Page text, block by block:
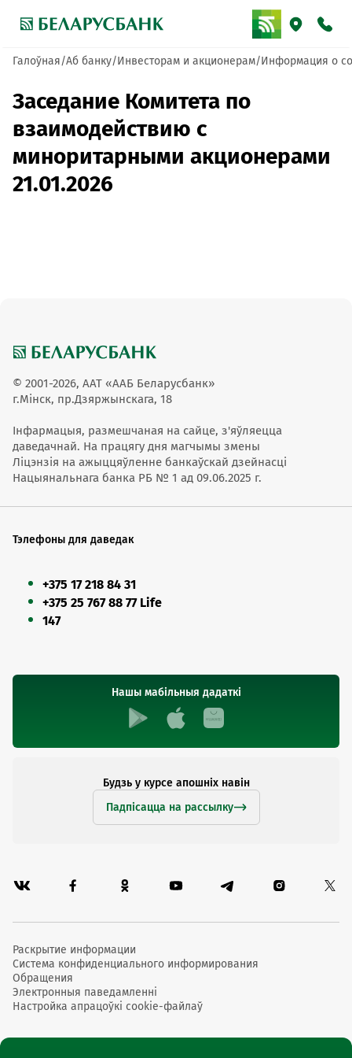
Галоўная Аб банку Инвесторам и акционерам Информация о
Заседание Комитета по
взаимодействию с
миноритарными акционерами
21.01.2026
© 2001-2026, ААТ «ААБ Беларусбанк»
г.Мінск, пр.Дзяржынскага, 18
Інфармацыя, размешчаная на сайце, з'яўляецца
даведачнай. На працягу дня магчымы змены
Ліцэнзія на ажыццяўленне банкаўскай дзейнасці
Нацыянальнага банка РБ № 1 ад 09.06.2025 г.
Тэлефоны для даведак
+375 17 218 84 31
+375 25 767 88 77 Life
147
Нашы мабільныя дадаткі
Будзь у курсе апошніх навін
Падпісацца на рассылку
Раскрытие информации
Система конфиденциального информирования
Обращения
Электронныя паведамленні
Настройка апрацоўкі cookie-файлаў